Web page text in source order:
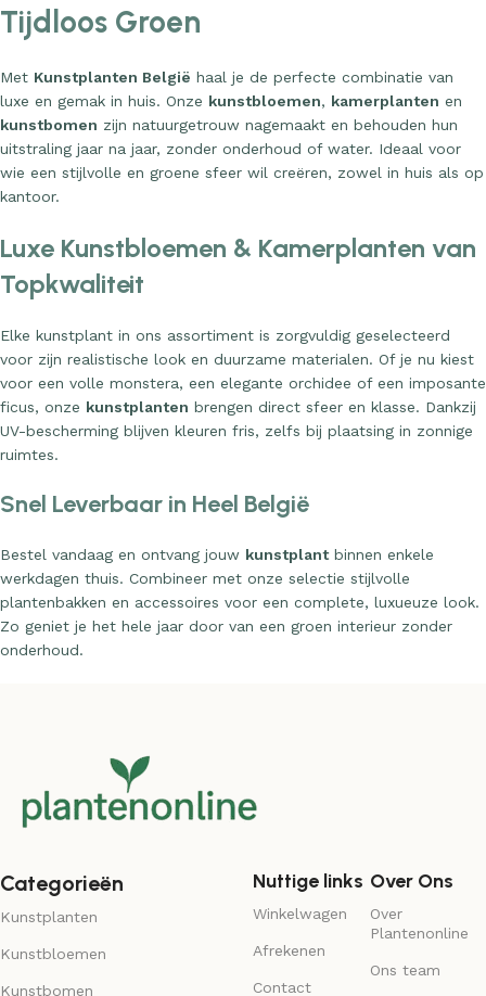
Tijdloos Groen
Met Kunstplanten België haal je de perfecte combinatie van
luxe en gemak in huis. Onze kunstbloemen, kamerplanten en
kunstbomen zijn natuurgetrouw nagemaakt en behouden hun
uitstraling jaar na jaar, zonder onderhoud of water. Ideaal voor
wie een stijlvolle en groene sfeer wil creëren, zowel in huis als op
kantoor.
Luxe Kunstbloemen & Kamerplanten van
Topkwaliteit
Elke kunstplant in ons assortiment is zorgvuldig geselecteerd
voor zijn realistische look en duurzame materialen. Of je nu kiest
voor een volle monstera, een elegante orchidee of een imposante
ficus, onze kunstplanten brengen direct sfeer en klasse. Dankzij
UV-bescherming blijven kleuren fris, zelfs bij plaatsing in zonnige
ruimtes.
Snel Leverbaar in Heel België
Bestel vandaag en ontvang jouw kunstplantbinnen enkele
werkdagen thuis. Combineer met onze selectie stijlvolle
plantenbakken en accessoires voor een complete, luxueuze look.
Zo geniet je het hele jaar door van een groen interieur zonder
onderhoud.
Categorieën
Kunstplanten
Kunstbloemen
Kunstbomen
Nuttige links
Winkelwagen
Afrekenen
Contact
Over Ons
Over
Plantenonline
Ons team